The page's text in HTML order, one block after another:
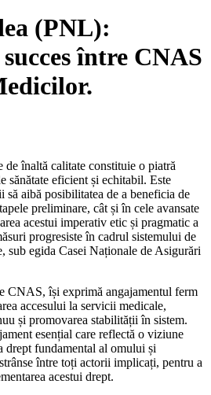
(PNL):
între CNAS
înaltă calitate constituie o piatră
sănătate eficient și echitabil. Este
să aibă posibilitatea de a beneficia de
preliminare, cât și în cele avansate
acestui imperativ etic și pragmatic a
progresiste în cadrul sistemului de
sub egida Casei Naționale de Asigurări
CNAS, își exprimă angajamentul ferm
accesului la servicii medicale,
și promovarea stabilității în sistem.
esențial care reflectă o viziune
drept fundamental al omului și
între toți actorii implicați, pentru a
acestui drept.